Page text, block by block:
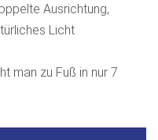
Ausrichtung,
Licht
man zu Fuß in nur 7